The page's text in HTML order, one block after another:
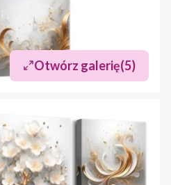
Otwórz galerię(5)